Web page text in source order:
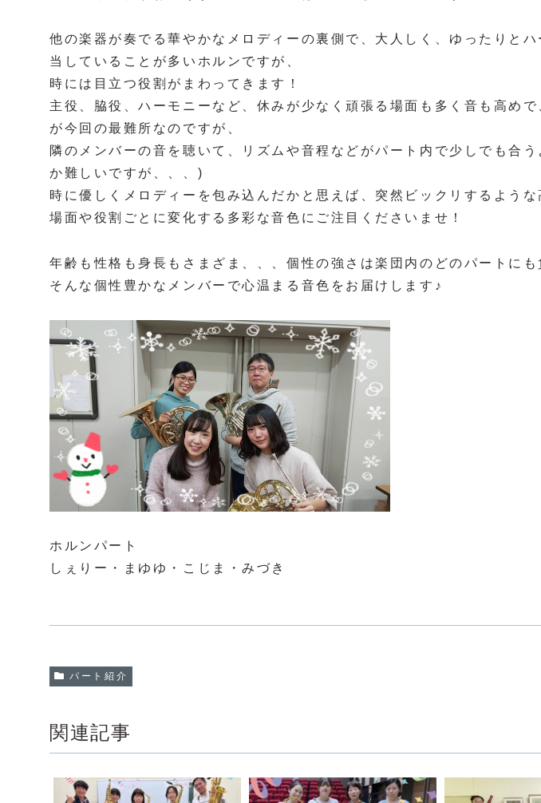
他の楽器が奏でる華やかなメロディーの裏側で、大人しく、ゆったりと
当していることが多いホルンですが、
時には目立つ役割がまわってきます！
主役、脇役、ハーモニーなど、休みが少なく頑張る場面も多く音も高め
が今回の最難所なのですが、
隣のメンバーの音を聴いて、リズムや音程などがパート内で少しでも合
か難しいですが、、、)
時に優しくメロディーを包み込んだかと思えば、突然ビックリするような
場面や役割ごとに変化する多彩な音色にご注目くださいませ！
年齢も性格も身長もさまざま、、、個性の強さは楽団内のどのパートにも
そんな個性豊かなメンバーで心温まる音色をお届けします♪
ホルンパート
しぇりー・まゆゆ・こじま・みづき
パート紹介
関連記事